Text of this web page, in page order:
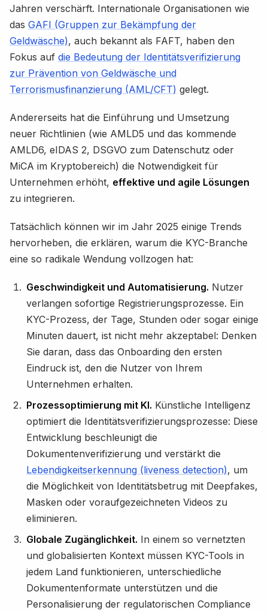
Jahren verschärft. Internationale Organisationen wie
das GAFI (Gruppen zur Bekämpfung der
Geldwäsche), auch bekannt als FAFT, haben den
Fokus auf die Bedeutung der Identitätsverifizierung
zur Prävention von Geldwäsche und
Terrorismusfinanzierung (AML/CFT) gelegt.
Andererseits hat die Einführung und Umsetzung
neuer Richtlinien (wie AMLD5 und das kommende
AMLD6, eIDAS 2, DSGVO zum Datenschutz oder
MiCA im Kryptobereich) die Notwendigkeit für
Unternehmen erhöht, effektive und agile Lösungen
zu integrieren.
Tatsächlich können wir im Jahr 2025 einige Trends
hervorheben, die erklären, warum die KYC-Branche
eine so radikale Wendung vollzogen hat:
Geschwindigkeit und Automatisierung. Nutzer
verlangen sofortige Registrierungsprozesse. Ein
KYC-Prozess, der Tage, Stunden oder sogar einige
Minuten dauert, ist nicht mehr akzeptabel: Denken
Sie daran, dass das Onboarding den ersten
Eindruck ist, den die Nutzer von Ihrem
Unternehmen erhalten.
Prozessoptimierung mit KI. Künstliche Intelligenz
optimiert die Identitätsverifizierungsprozesse: Diese
Entwicklung beschleunigt die
Dokumentenverifizierung und verstärkt die
Lebendigkeitserkennung (liveness detection), um
die Möglichkeit von Identitätsbetrug mit Deepfakes,
Masken oder voraufgezeichneten Videos zu
eliminieren.
Globale Zugänglichkeit. In einem so vernetzten
und globalisierten Kontext müssen KYC-Tools in
jedem Land funktionieren, unterschiedliche
Dokumentenformate unterstützen und die
Personalisierung der regulatorischen Compliance